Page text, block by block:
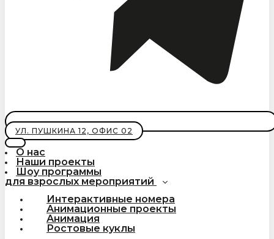
УЛ. ПУШКИНА 12, ОФИС 02
О нас
Наши проекты
Шоу программы
для взрослых мероприятий
Интерактивные номера
Анимационные проекты
Анимация
Ростовые куклы